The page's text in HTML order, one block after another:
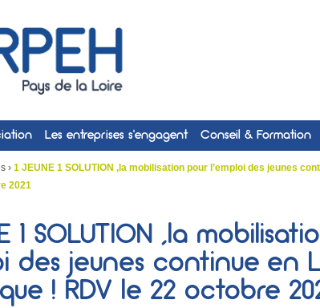
Les entreprises s’engagent Conseil & Formation
› 1 JEUNE 1 SOLUTION ,la mobilisation pour l’emploi des jeunes
2021
1 SOLUTION ,la
des jeunes continue en
! RDV le 22 octobre